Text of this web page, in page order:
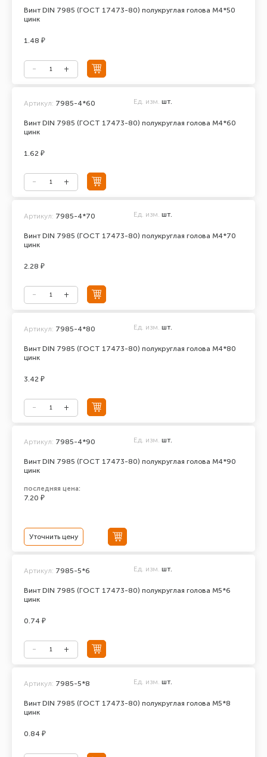
Винт DIN 7985 (ГОСТ 17473-80) полукруглая голова М4*50
цинк
1.48 ₽
Винт DIN 7985 (ГОСТ 17473-80) полукруглая голова М4*60
цинк
Артикул: 7985-4*60 Ед. изм. шт.
1.62 ₽
Винт DIN 7985 (ГОСТ 17473-80) полукруглая голова М4*70
цинк
Артикул: 7985-4*70 Ед. изм. шт.
2.28 ₽
Винт DIN 7985 (ГОСТ 17473-80) полукруглая голова М4*80
цинк
Артикул: 7985-4*80 Ед. изм. шт.
3.42 ₽
Винт DIN 7985 (ГОСТ 17473-80) полукруглая голова М4*90
цинк
Артикул: 7985-4*90 Ед. изм. шт.
последняя цена:
7.20 ₽
Уточнить цену
Винт DIN 7985 (ГОСТ 17473-80) полукруглая голова М5*6
цинк
Артикул: 7985-5*6 Ед. изм. шт.
0.74 ₽
Винт DIN 7985 (ГОСТ 17473-80) полукруглая голова М5*8
цинк
Артикул: 7985-5*8 Ед. изм. шт.
0.84 ₽